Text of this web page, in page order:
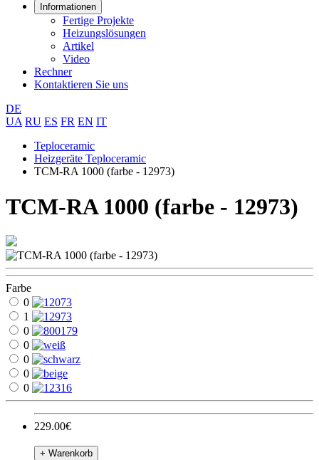
Informationen
Fertige Projekte
Heizungslösungen
Artikel
Video
Rechner
Kontaktieren Sie uns
DE
UA RU ES FR EN IT
Teploceramic
Heizgeräte Teploceramic
ТСМ-RA 1000 (farbe - 12973)
ТСМ-RA 1000 (farbe - 12973)
Farbe
0
1
0
0
0
0
0
229.00€
+ Warenkorb